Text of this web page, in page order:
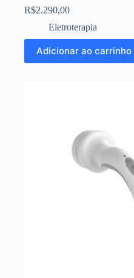
R$2.290,00
Eletroterapia
Adicionar ao carrinho